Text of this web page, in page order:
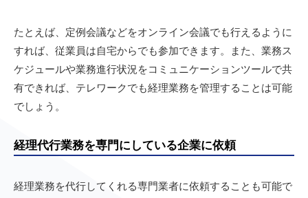
たとえば、定例会議などをオンライン会議でも行えるように
すれば、従業員は自宅からでも参加できます。また、業務ス
ケジュールや業務進行状況をコミュニケーションツールで共
有できれば、テレワークでも経理業務を管理することは可能
でしょう。
経理代行業務を専門にしている企業に依頼
経理業務を代行してくれる専門業者に依頼することも可能で